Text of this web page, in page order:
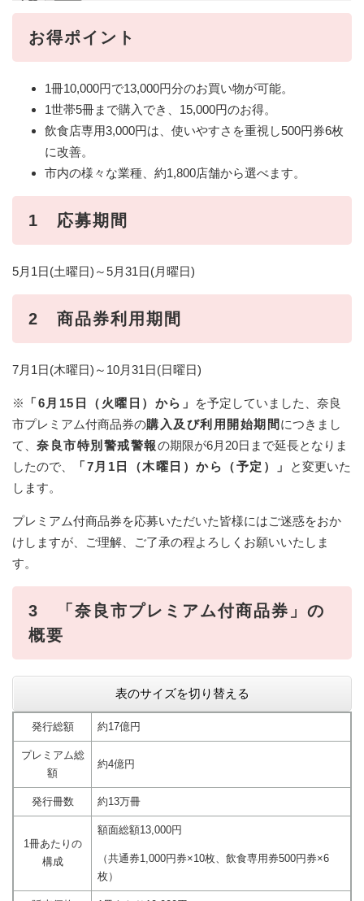
お得ポイント
1冊10,000円で13,000円分のお買い物が可能。
1世帯5冊まで購入でき、15,000円のお得。
飲食店専用3,000円は、使いやすさを重視し500円券6枚
に改善。
市内の様々な業種、約1,800店舗から選べます。
1 応募期間
5月1日(土曜日)～5月31日(月曜日)
2 商品券利用期間
7月1日(木曜日)～10月31日(日曜日)
※ 「6月15日（火曜日）から」
を予定していました、奈良
市プレミアム付商品券の購入及び利用開始期間 につきまし
て、 奈良市特別警戒警報の期限が6月20日まで延長となりま
したので、
「7月1日（木曜日）から（予定）」
と変更いた
します。
プレミアム付商品券を応募いただいた皆様にはご迷惑をおか
けしますが、ご理解、ご了承の程よろしくお願いいたしま
す。
3 「奈良市プレミアム付商品券」の
概要
表のサイズを切り替える
発行総額 約17億円
プレミアム総
額
約4億円
発行冊数 約13万冊
1冊あたりの
構成
額面総額13,000円
（共通券1,000円券×10枚、飲食専用券500円券×6
枚）